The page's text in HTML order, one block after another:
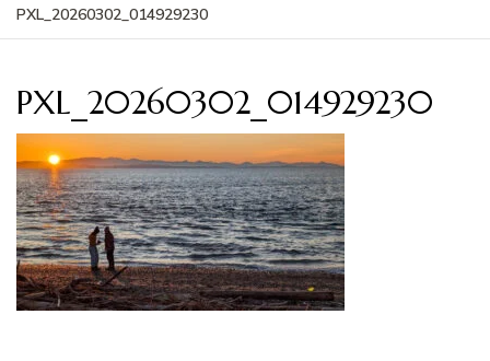
PXL_20260302_014929230
PXL_20260302_014929230